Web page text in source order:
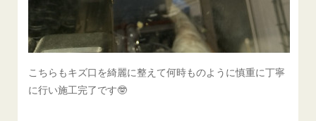
こちらもキズ口を綺麗に整えて何時ものように慎重に丁寧
に行い施工完了です🤓